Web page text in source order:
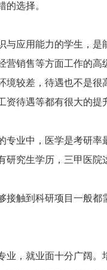
的选择。
应用能力的学生，是
销售等方面工作的高
较差，待遇也不是很
待遇等都有很大的提
业中，医学是考研率
研究生学历，三甲医
触到科研项目一般都
，就业面十分广阔。